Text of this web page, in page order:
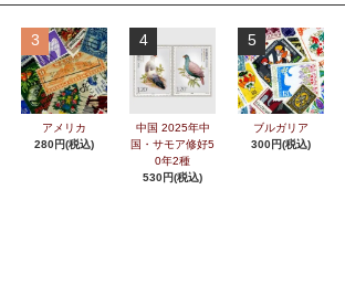
3
アメリカ
280円(税込)
4
中国 2025年中
国・サモア修好5
0年2種
530円(税込)
5
ブルガリア
300円(税込)